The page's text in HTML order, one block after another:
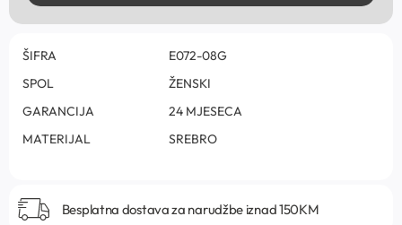
ŠIFRA
E072-08G
SPOL
ŽENSKI
GARANCIJA
24 MJESECA
MATERIJAL
SREBRO
Besplatna dostava za narudžbe iznad 150KM